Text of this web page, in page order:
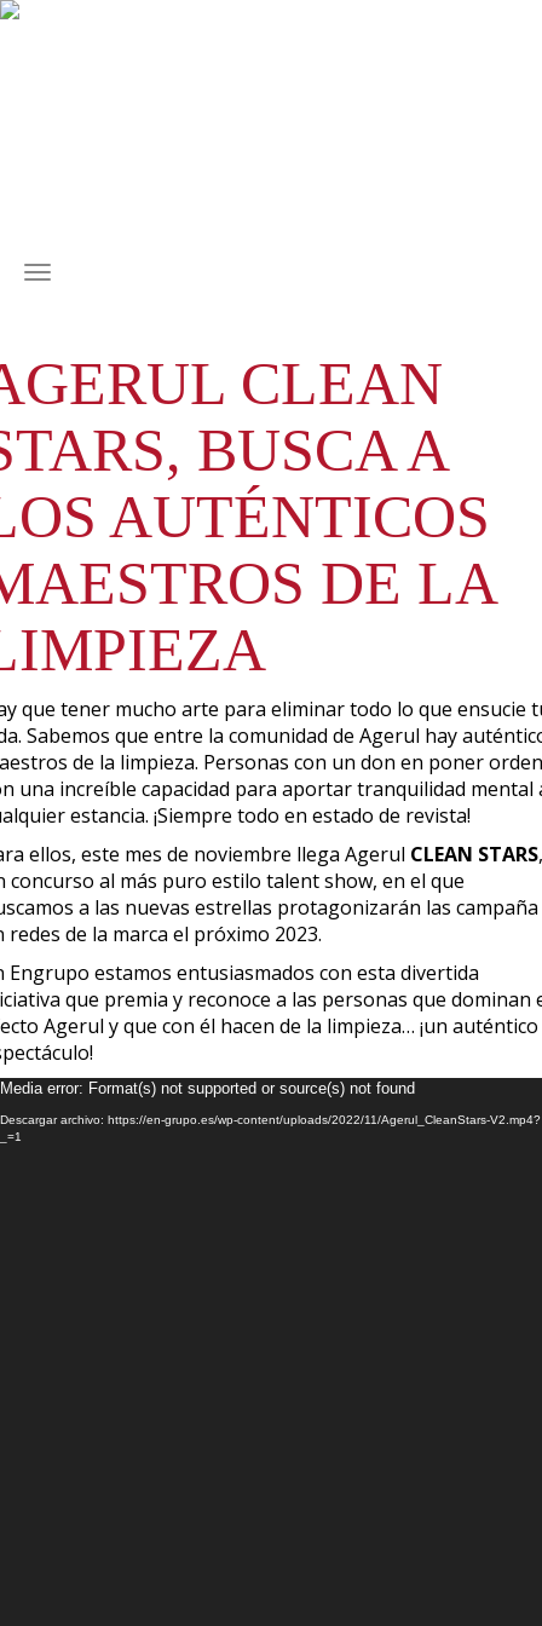
MENÚ
CLEAN
BUSCA A
AUTÉNTICOS
DE LA
que tener mucho arte para eliminar todo lo que ensucie
Sabemos que entre la comunidad de Agerul hay
de la limpieza. Personas con un don en poner
una increíble capacidad para aportar tranquilidad mental
estancia. ¡Siempre todo en estado de revista!
ellos, este mes de noviembre llega Agerul CLEAN STARS,
concurso al más puro estilo talent show, en el que
a las nuevas estrellas protagonizarán las campaña
redes de la marca el próximo 2023.
Engrupo estamos entusiasmados con esta divertida
que premia y reconoce a las personas que dominan
Agerul y que con él hacen de la limpieza… ¡un auténtico
Media error: Format(s) not supported or source(s) not found
Descargar archivo: https://en-grupo.es/wp-content/uploads/2022/11/Agerul_CleanStars-V2.mp4?
_=1